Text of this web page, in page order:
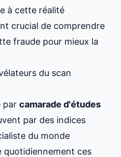
à cette réalité
crucial de comprendre
fraude pour mieux la
du scan
par camarade d'études
par des indices
du monde
quotidiennement ces